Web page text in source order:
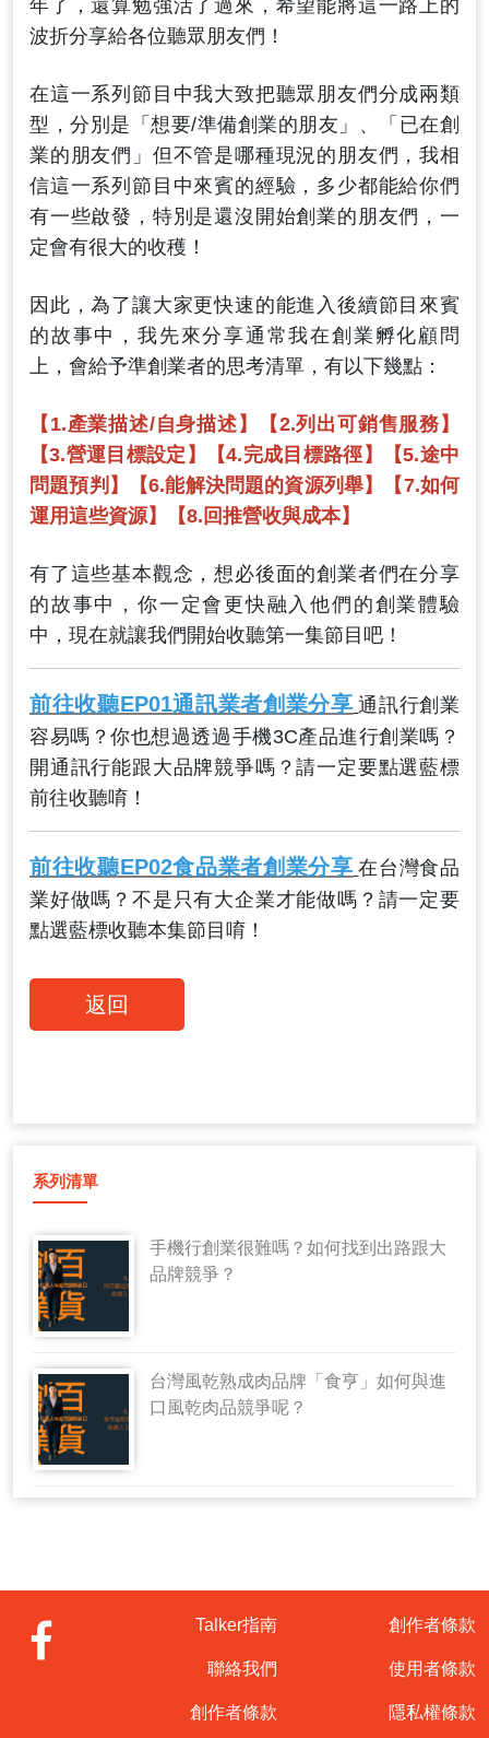
年了，還算勉強活了過來，希望能將這一路上的
波折分享給各位聽眾朋友們！
在這一系列節目中我大致把聽眾朋友們分成兩類
型，分別是「想要/準備創業的朋友」、「已在創
業的朋友們」但不管是哪種現況的朋友們，我相
信這一系列節目中來賓的經驗，多少都能給你們
有一些啟發，特別是還沒開始創業的朋友們，一
定會有很大的收穫！
因此，為了讓大家更快速的能進入後續節目來賓
的故事中，我先來分享通常我在創業孵化顧問
上，會給予準創業者的思考清單，有以下幾點：
【1.產業描述/自身描述】【2.列出可銷售服務】
【3.營運目標設定】【4.完成目標路徑】【5.途中
問題預判】【6.能解決問題的資源列舉】【7.如何
運用這些資源】【8.回推營收與成本】
有了這些基本觀念，想必後面的創業者們在分享
的故事中，你一定會更快融入他們的創業體驗
中，現在就讓我們開始收聽第一集節目吧！
前往收聽EP01通訊業者創業分享 通訊行創業
容易嗎？你也想過透過手機3C產品進行創業嗎？
開通訊行能跟大品牌競爭嗎？請一定要點選藍標
前往收聽唷！
前往收聽EP02食品業者創業分享 在台灣食品
業好做嗎？不是只有大企業才能做嗎？請一定要
點選藍標收聽本集節目唷！
返回
系列清單
手機行創業很難嗎？如何找到出路跟大
品牌競爭？
台灣風乾熟成肉品牌「食亨」如何與進
口風乾肉品競爭呢？
Talker指南
聯絡我們
創作者條款
創作者條款
使用者條款
隱私權條款